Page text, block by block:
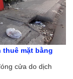
mặt bằng
cửa do dịch